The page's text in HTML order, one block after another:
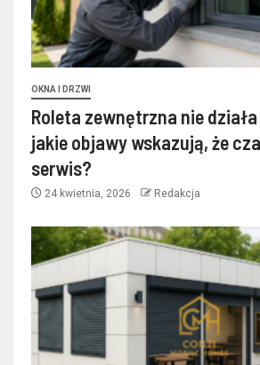
OKNA I DRZWI
Roleta zewnętrzna nie
jakie objawy wskazują, że
serwis?
24 kwietnia, 2026 Redakcja